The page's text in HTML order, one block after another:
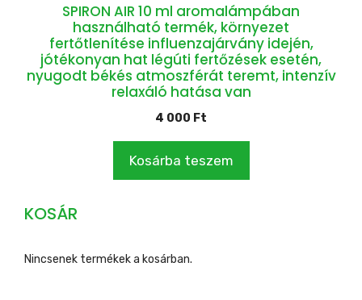
SPIRON AIR 10 ml aromalámpában
használható termék, környezet
fertőtlenítése influenzajárvány idején,
jótékonyan hat légúti fertőzések esetén,
nyugodt békés atmoszférát teremt, intenzív
relaxáló hatása van
4 000 Ft
Kosárba teszem
KOSÁR
Nincsenek termékek a kosárban.